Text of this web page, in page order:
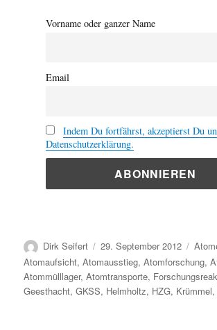
Vorname oder ganzer Name
Email
Indem Du fortfährst, akzeptierst Du
Datenschutzerklärung.
Autor
Dirk Seifert
Veröffentlicht
am
29. September 2012
Atomaufsicht,Atomausstieg,Atomforschung,
Atommülllager,Atomtransporte,
Geesthacht,GKSS, Helmholtz, HZG, Krümmel